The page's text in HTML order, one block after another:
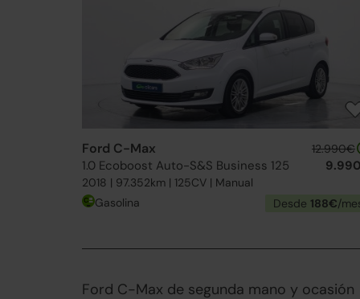
Ford C-Max
1.0 Ecoboost Auto-S&S Business 125
2018 | 97.352km | 125CV | Manual
12.990€
Gasolina Desde 188€/
Ford C-Max de segunda mano y ocasión